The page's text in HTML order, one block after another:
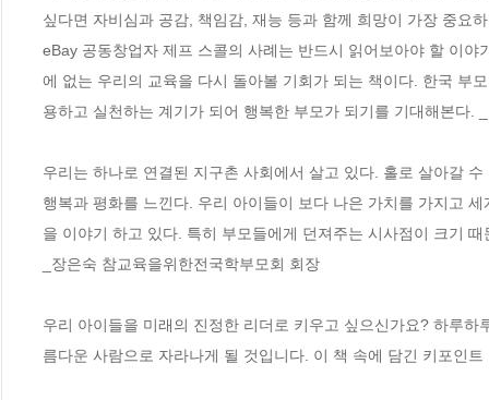
싶다면 자비심과 공감, 책임감, 재능 등과 함께 희망이 가장 중요
eBay 공동창업자 제프 스콜의 사례는 반드시 읽어보아야 할 이
에 없는 우리의 교육을 다시 돌아볼 기회가 되는 책이다. 한국 부
용하고 실천하는 계기가 되어 행복한 부모가 되기를 기대해본다.
우리는 하나로 연결된 지구촌 사회에서 살고 있다. 홀로 살아갈
행복과 평화를 느낀다. 우리 아이들이 보다 나은 가치를 가지고
을 이야기 하고 있다. 특히 부모들에게 던져주는 시사점이 크기
_장은숙 참교육을위한전국학부모회 회장
우리 아이들을 미래의 진정한 리더로 키우고 싶으신가요? 하루
름다운 사람으로 자라나게 될 것입니다. 이 책 속에 담긴 키포인